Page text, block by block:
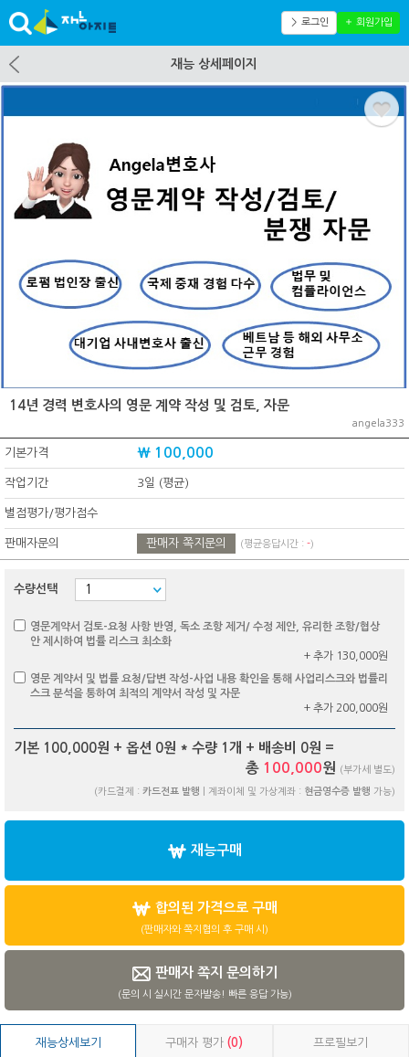
＞ 로그인 ＋ 회원가입
재능 상세페이지
14년 경력 변호사의 영문 계약 작성 및 검토, 자문
angela333
기본가격 ₩ 100,000
작업기간 3일 (평균)
별점평가/평가점수
판매자문의 판매자 쪽지문의 (평균응답시간 : -)
수량선택
영문계약서 검토-요청 사항 반영, 독소 조항 제거/ 수정 제안, 유리한 조항/협상
안 제시하여 법률 리스크 최소화
+ 추가 130,000원
영문 계약서 및 법률 요청/답변 작성-사업 내용 확인을 통해 사업리스크와 법률리
스크 분석을 통하여 최적의 계약서 작성 및 자문
+ 추가 200,000원
기본 100,000원 + 옵션 0원 * 수량 1 개 + 배송비 0원 =
총 100,000원 (부가세 별도)
(카드결제 : 카드전표 발행 | 계좌이체 및 가상계좌 : 현금영수증 발행 가능)
재능구매
합의된 가격으로 구매
(판매자와 쪽지협의 후 구매 시)
판매자 쪽지 문의하기
(문의 시 실시간 문자발송! 빠른 응답 가능)
재능상세보기 구매자 평가(0) 프로필보기